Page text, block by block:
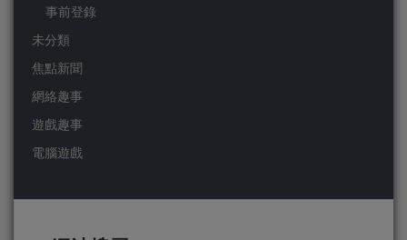
事前登錄
未分類
焦點新聞
網絡趣事
遊戲趣事
電腦遊戲